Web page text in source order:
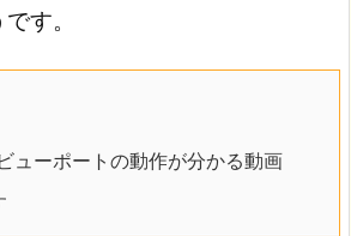
す。
ューポートの動作が分かる動画